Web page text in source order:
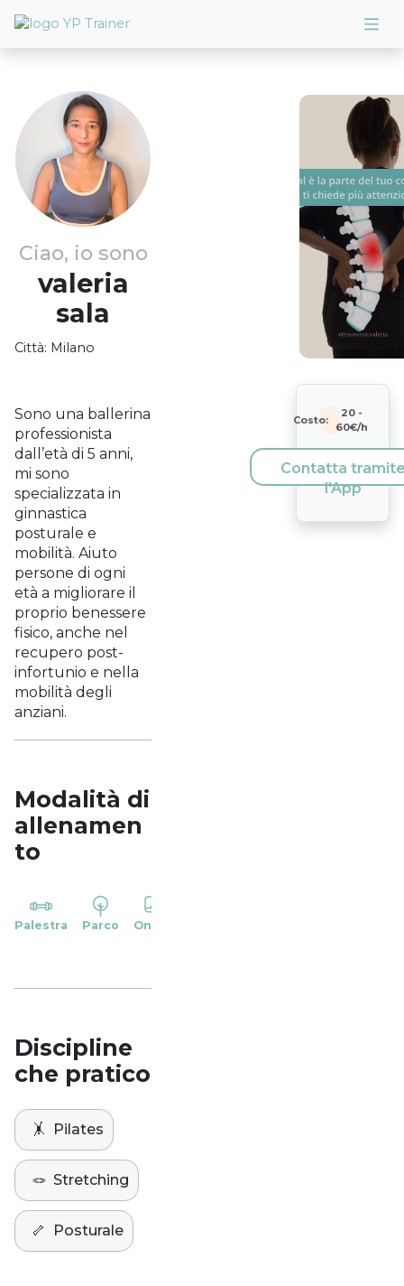
Ciao, io sono
valeria
sala
Città: Milano
Sono una ballerina
professionista
dall’età di 5 anni,
mi sono
specializzata in
ginnastica
posturale e
mobilità. Aiuto
persone di ogni
età a migliorare il
proprio benessere
fisico, anche nel
recupero post-
infortunio e nella
mobilità degli
anziani.
Modalità di
allenamen
to
Palestra Parco Online
Discipline
che pratico
🤸 Pilates
🪢 Stretching
🦴 Posturale
Costo:
20 -
60€/h
Contatta
l'App